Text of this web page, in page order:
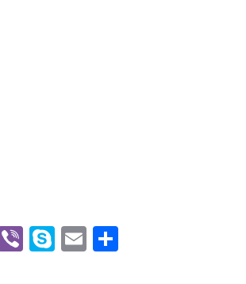
ViberSkype
Email